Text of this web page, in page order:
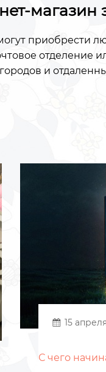
приобрести
отделение
и
15
С чего